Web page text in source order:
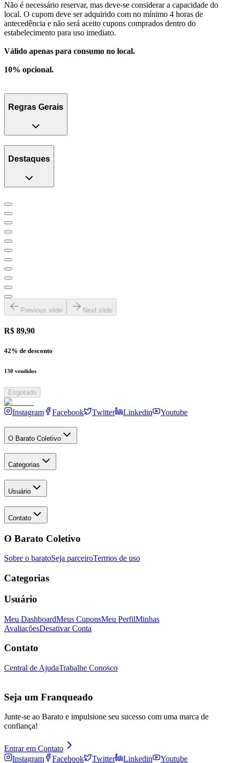
Não é necessário reservar, mas deve-se considerar a capacidade do
local. O cupom deve ser adquirido com no mínimo 4 horas de
antecedência e não será aceito cupons comprados dentro do
estabelecimento para uso imediato.
Válido apenas para consumo no local.
10% opcional.
Regras Gerais
Destaques
Previous slide Next slide
R$ 89,90
42% de desconto
130 vendidos
Esgotado
Instagram Facebook Twitter Linkedin Youtube
O Barato Coletivo
Categorias
Usuário
Contato
O Barato Coletivo
Sobre o baratoSeja parceiroTermos de uso
Categorias
Usuário
Meu DashboardMeus CuponsMeu PerfilMinhas
AvaliaçõesDesativar Conta
Contato
Central de AjudaTrabalhe Conosco
Seja um Franqueado
Junte-se ao Barato e impulsione seu sucesso com uma marca de
confiança!
Entrar em Contato
Instagram
Facebook Twitter Linkedin Youtube